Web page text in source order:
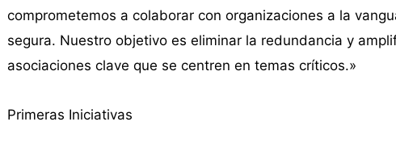
comprometemos a colaborar con organizaciones a la
segura. Nuestro objetivo es eliminar la redundancia y
asociaciones clave que se centren en temas críticos.»
Primeras Iniciativas